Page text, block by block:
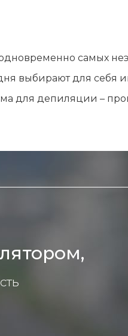
самых
выбирают для себя
для депиляции –